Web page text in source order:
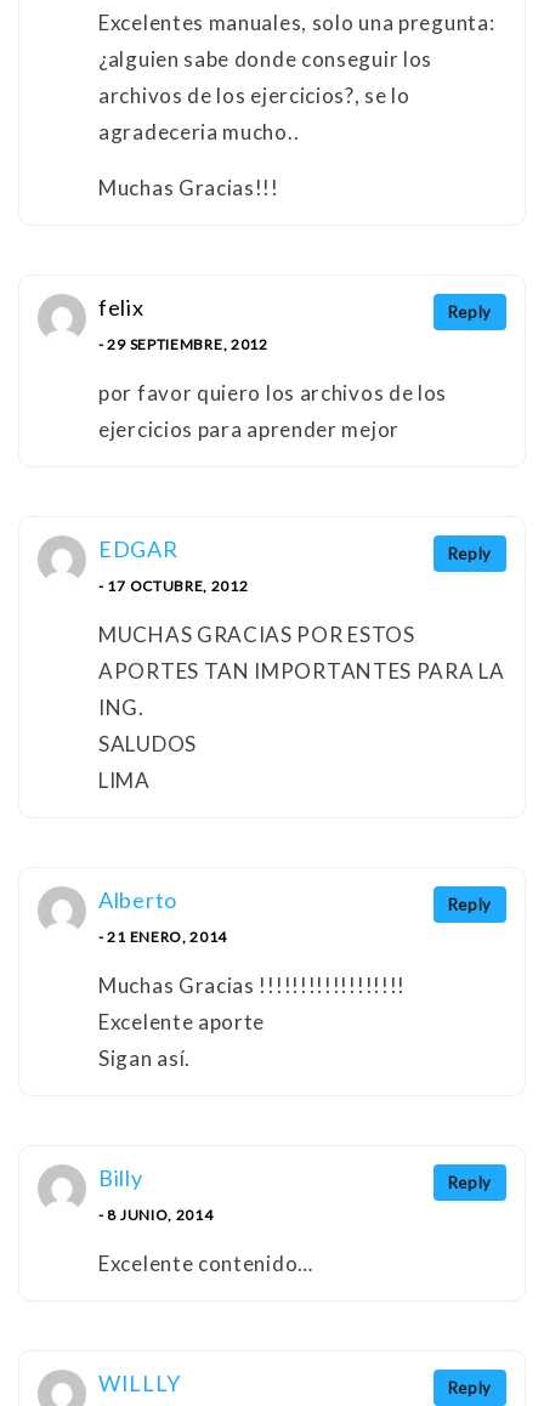
Excelentes manuales, solo una pregunta:
¿alguien sabe donde conseguir los
archivos de los ejercicios?, se lo
agradeceria mucho..
Muchas Gracias!!!
Reply
felix
- 29 SEPTIEMBRE, 2012
por favor quiero los archivos de los
ejercicios para aprender mejor
Reply
EDGAR
- 17 OCTUBRE, 2012
MUCHAS GRACIAS POR ESTOS
APORTES TAN IMPORTANTES PARA LA
ING.
SALUDOS
LIMA
Reply
Alberto
- 21 ENERO, 2014
Muchas Gracias !!!!!!!!!!!!!!!!!!
Excelente aporte
Sigan así.
Reply
Billy
- 8 JUNIO, 2014
Excelente contenido…
Reply
WILLLY